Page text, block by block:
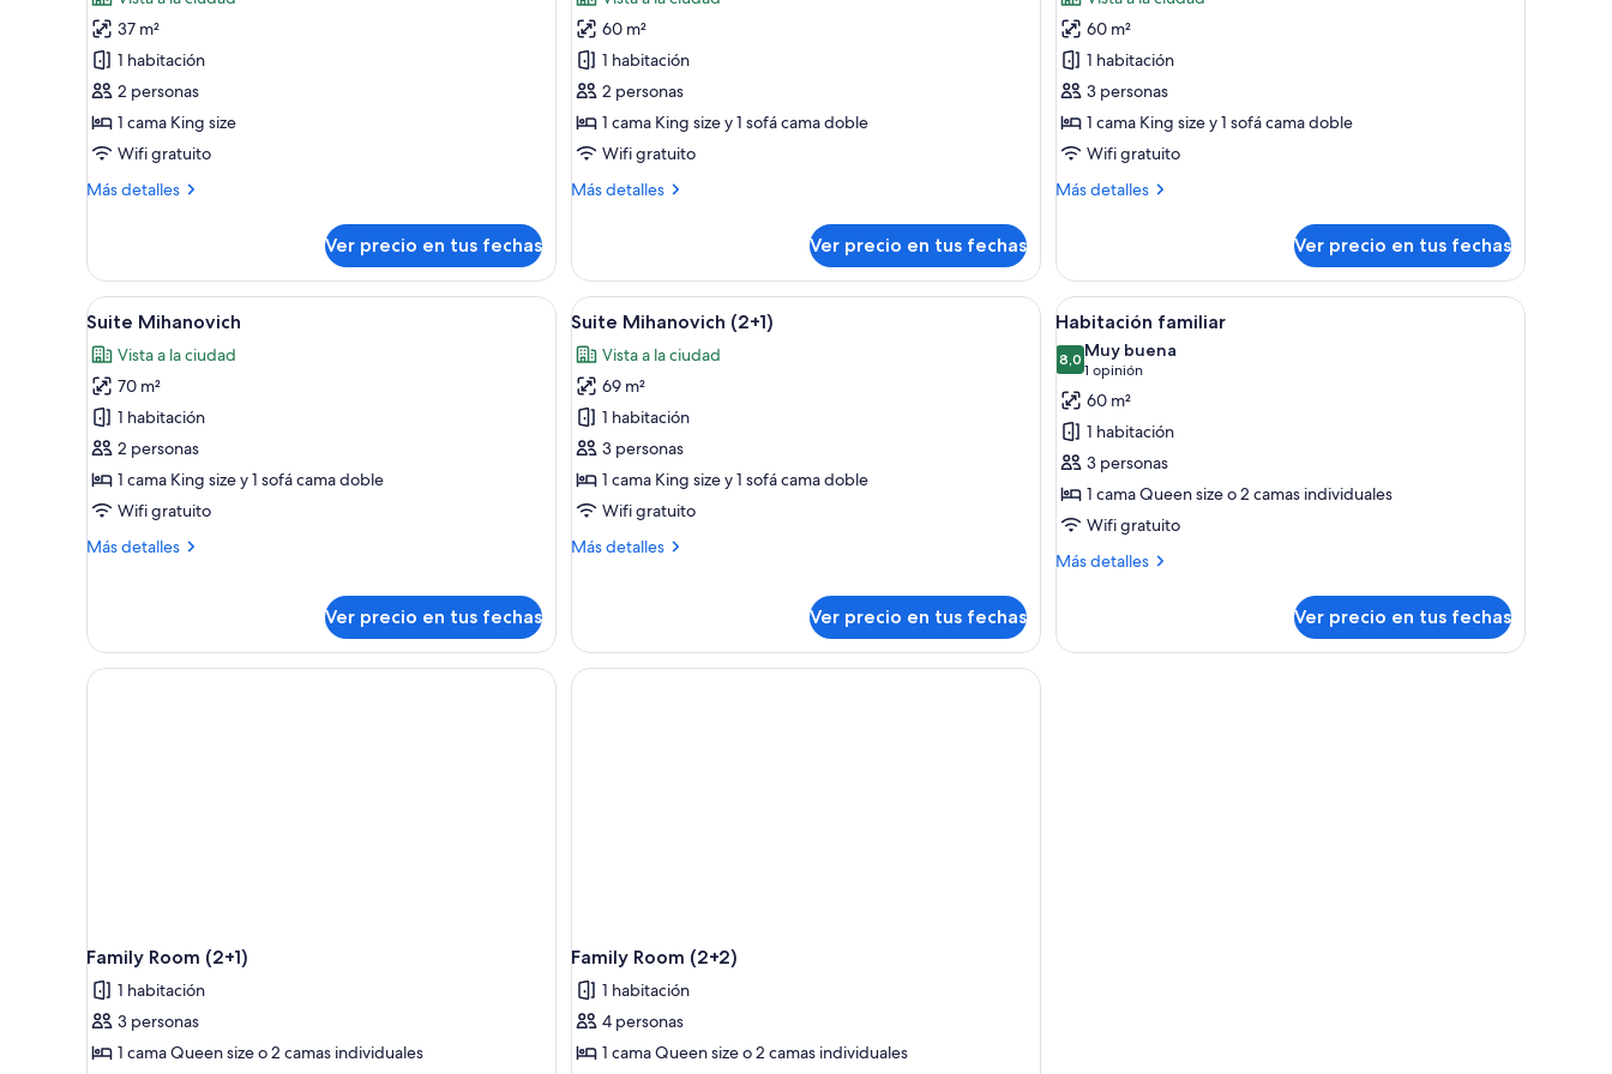
(2+1)
las
fotos
de
Habitación
doble
junior,
balcón
37 m²
1 habitación
2 personas
1 cama King size
Wifi gratuito
Más detalles
Más
doble
junior,
balcón
Ver precio en tus fechas
las
fotos
de
Suite
(Casa
Lucia)
60 m²
1 habitación
2 personas
1 cama King size y 1 sofá cama doble
Wifi gratuito
Más detalles
Más
(Casa
Lucia)
Ver precio en tus fechas
las
fotos
de
Casa
Lucia
Suite
60 m²
1 habitación
3 personas
1 cama King size y 1 sofá cama doble
Wifi gratuito
Más detalles
Más
Lucia
Suite
(2+1)
Ver precio en tus fechas
Ver
todas
las
fotos
de
Suite
Mihanovich
Un comedor con una mesa redonda de madera, sillas blancas, un jarrón con flores y una tarjeta de menú.
15
Suite Mihanovich
Vista a la ciudad
70 m²
1 habitación
2 personas
1 cama King size y 1 sofá cama doble
Wifi gratuito
Más detalles
Más
Ver precio en tus fechas
Ver
todas
las
fotos
de
Suite
Mihanovich
(2+1)
Un comedor con una mesa redonda de madera, sillas blancas, un jarrón con flores y una tarjeta de menú.
15
Suite Mihanovich (2+1)
Vista a la ciudad
69 m²
1 habitación
3 personas
1 cama King size y 1 sofá cama doble
Wifi gratuito
Más detalles
Más
(2+1)
Ver precio en tus fechas
Ver
todas
las
fotos
de
Habitación
familiar
Habitación de hotel con dos camas,
8
Habitación familiar
8,08,0 de 10
Muy buena
1 opinión
(1
opinión)
60 m²
1 habitación
3 personas
1 cama Queen size o 2 camas individuales
Wifi gratuito
Más detalles
Más
familiar
Ver precio en tus fechas
Family Room (2+1)
1 habitación
3 personas
1 cama Queen size o 2 camas individuales
Family Room (2+2)
1 habitación
4 personas
1 cama Queen size o 2 camas individuales